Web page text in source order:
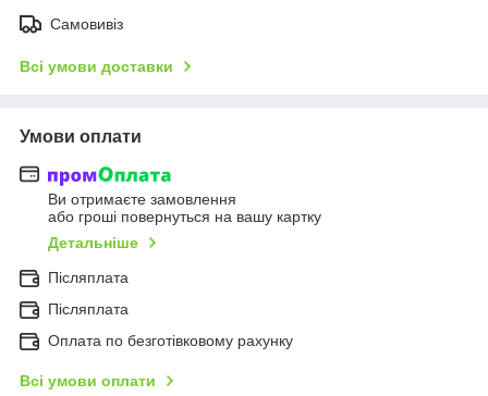
Самовивіз
Всі умови доставки
Умови оплати
Ви отримаєте замовлення
або гроші повернуться на вашу картку
Детальніше
Післяплата
Післяплата
Оплата по безготівковому рахунку
Всі умови оплати